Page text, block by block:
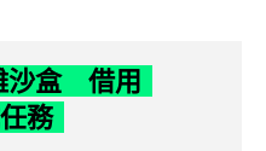
沙盒 借用
務